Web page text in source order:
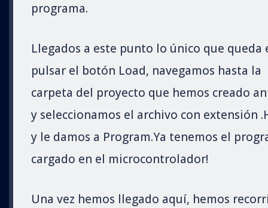
programa.
Llegados a este punto lo único que queda
pulsar el botón Load, navegamos hasta la
carpeta del proyecto que hemos creado
y seleccionamos el archivo con extensión
y le damos a Program.Ya tenemos el
cargado en el microcontrolador!
Una vez hemos llegado aquí, hemos